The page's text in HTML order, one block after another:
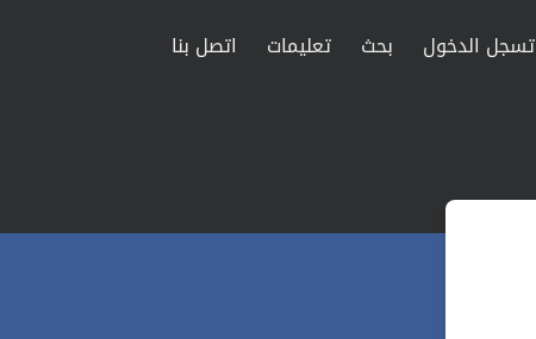
تسجل الدخول بحث تعليمات
اتصل بنا